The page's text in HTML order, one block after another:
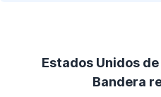
Estados Unidos
Bandera